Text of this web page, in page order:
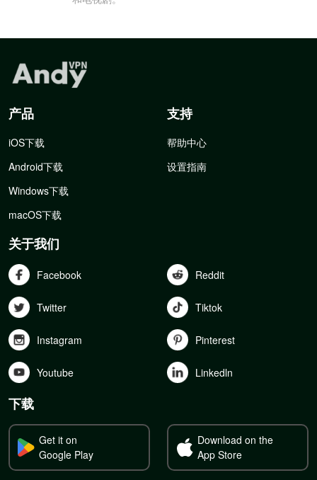
产品
iOS下载
Android下载
Windows下载
macOS下载
支持
帮助中心
设置指南
关于我们
Facebook Reddit
Twitter Tiktok
Instagram Pinterest
Youtube Linkedln
下载
Get it on
Google Play
Download on the
App Store